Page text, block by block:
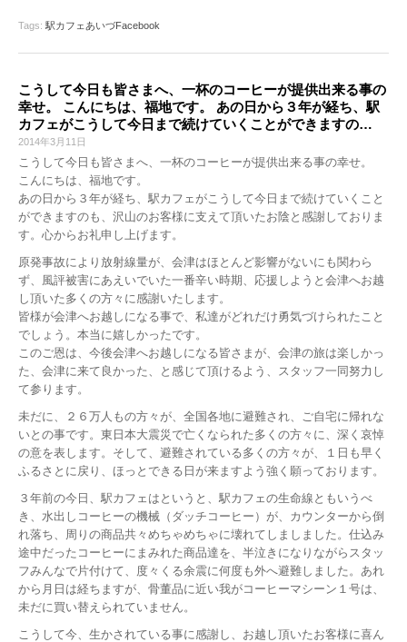
Tags: 駅カフェあいづFacebook
こうして今日も皆さまへ、一杯のコーヒーが提供出来る事の
幸せ。 こんにちは、福地です。 あの日から３年が経ち、駅
カフェがこうして今日まで続けていくことができますの…
2014年3月11日
こうして今日も皆さまへ、一杯のコーヒーが提供出来る事の幸せ。
こんにちは、福地です。
あの日から３年が経ち、駅カフェがこうして今日まで続けていくこと
ができますのも、沢山のお客様に支えて頂いたお陰と感謝しておりま
す。心からお礼申し上げます。
原発事故により放射線量が、会津はほとんど影響がないにも関わら
ず、風評被害にあえいでいた一番辛い時期、応援しようと会津へお越
し頂いた多くの方々に感謝いたします。
皆様が会津へお越しになる事で、私達がどれだけ勇気づけられたこと
でしょう。本当に嬉しかったです。
このご恩は、今後会津へお越しになる皆さまが、会津の旅は楽しかっ
た、会津に来て良かった、と感じて頂けるよう、スタッフ一同努力し
て参ります。
未だに、２６万人もの方々が、全国各地に避難され、ご自宅に帰れな
いとの事です。東日本大震災で亡くなられた多くの方々に、深く哀悼
の意を表します。そして、避難されている多くの方々が、１日も早く
ふるさとに戻り、ほっとできる日が来ますよう強く願っております。
３年前の今日、駅カフェはというと、駅カフェの生命線ともいうべ
き、水出しコーヒーの機械（ダッチコーヒー）が、カウンターから倒
れ落ち、周りの商品共々めちゃめちゃに壊れてしましました。仕込み
途中だったコーヒーにまみれた商品達を、半泣きになりながらスタッ
フみんなで片付けて、度々くる余震に何度も外へ避難しました。あれ
から月日は経ちますが、骨董品に近い我がコーヒーマシーン１号は、
未だに買い替えられていません。
こうして今、生かされている事に感謝し、お越し頂いたお客様に喜ん